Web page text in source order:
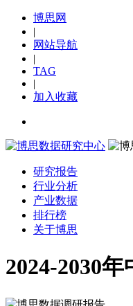
博思网
|
网站导航
|
TAG
|
加入收藏
研究报告
行业分析
产业数据
排行榜
关于博思
2024-2030